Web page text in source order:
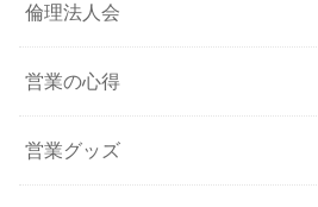
倫理法人会
営業の心得
営業グッズ